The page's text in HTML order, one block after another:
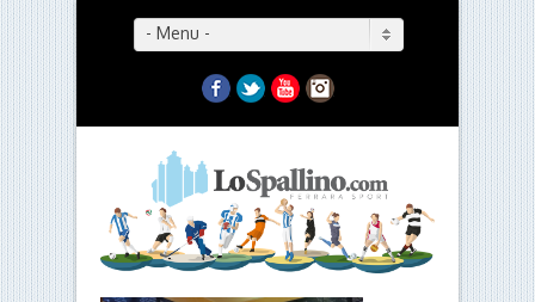
- Menu -
Facebook
TwitterYouTubeInstagram